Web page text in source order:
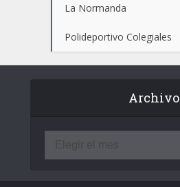
La Normanda
Polideportivo Colegiales
Archivo